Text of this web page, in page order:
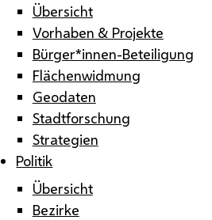
Übersicht
Vorhaben & Projekte
Bürger*innen-Beteiligung
Flächenwidmung
Geodaten
Stadtforschung
Strategien
Politik
Übersicht
Bezirke